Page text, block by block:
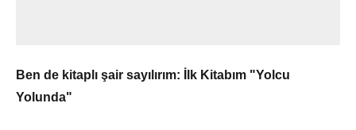
Ben de kitaplı şair sayılırım: İlk Kitabım "Yolcu
Yolunda"